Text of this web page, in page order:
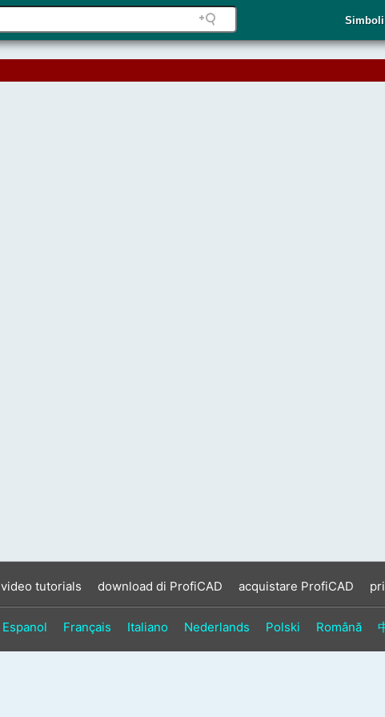
Simboli
video tutorials download di ProfiCAD acquistare ProfiCAD
Espanol Français Italiano Nederlands Polski Română